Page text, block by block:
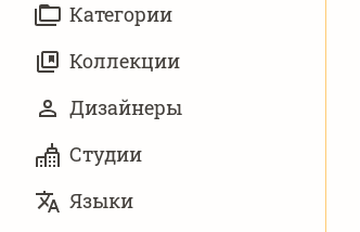
Категории
Коллекции
Дизайнеры
Студии
Языки